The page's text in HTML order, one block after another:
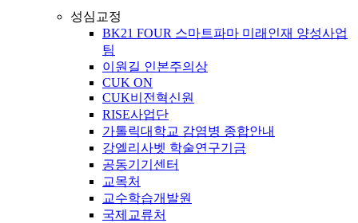
성심교정
BK21 FOUR 스마트파마 미래인재 양성사업
팀
이원길 인본주의상
CUK ON
CUK비전혁신원
RISE사업단
가톨릭대학교 감염병 종합안내
강엘리사벳 학술연구기금
공동기기센터
교목처
교수학습개발원
국제교류처